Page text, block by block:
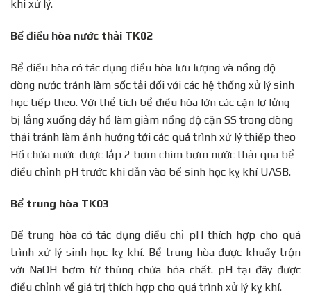
khi xử lý.
Bể điều hòa nước thải TK02
Bể điều hòa có tác dụng điều hòa lưu lượng và nồng độ
dòng nước tránh làm sốc tải đối với các hệ thống xử lý sinh
học tiếp theo. Với thể tích bể điều hòa lớn các cặn lơ lửng
bị lắng xuống dáy hồ làm giảm nồng độ cặn SS trong dòng
thải tránh làm ảnh hưởng tới các quá trình xử lý thiếp theo
Hồ chứa nước được lắp 2 bơm chìm bơm nước thải qua bể
điều chỉnh pH trước khi dẫn vào bể sinh học kỵ khí UASB.
Bể trung hòa TK03
Bể trung hòa có tác dụng điều chỉ pH thích hợp cho quá
trình xử lý sinh học kỵ khí. Bể trung hòa được khuấy trộn
với NaOH bơm từ thùng chứa hóa chất. pH tại đây được
điều chỉnh về giá trị thích hợp cho quá trình xử lý kỵ khí.